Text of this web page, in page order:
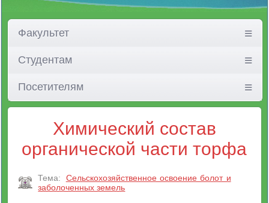
Факультет
Студентам
Посетителям
Химический состав
органической части торфа
Тема:
Сельскохозяйственное освоение болот и
заболоченных земель